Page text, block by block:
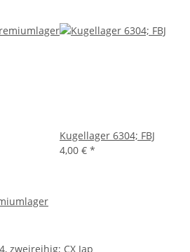
Kugellager 6304; FBJ
4,00 € *